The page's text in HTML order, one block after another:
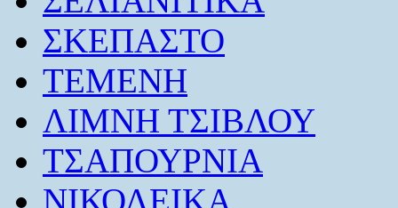
ΣΚΕΠΑΣΤΟ
ΤΕΜΕΝΗ
ΛΙΜΝΗ ΤΣΙΒΛΟΥ
ΤΣΑΠΟΥΡΝΙΑ